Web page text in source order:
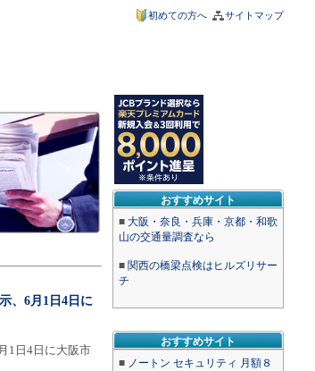
サイトマップ
初めての方へ
おすすめサイト
■ 大阪・奈良・兵庫・京都・和歌
山の交通量調査なら
■ 関西の橋梁点検はヒルズリサー
チ
おすすめサイト
■ ノートン セキュリティ 月額８
、6月1日4日に
1日4日に大阪市